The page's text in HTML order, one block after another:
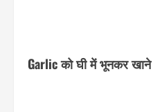
Garlic को घी में भूनकर